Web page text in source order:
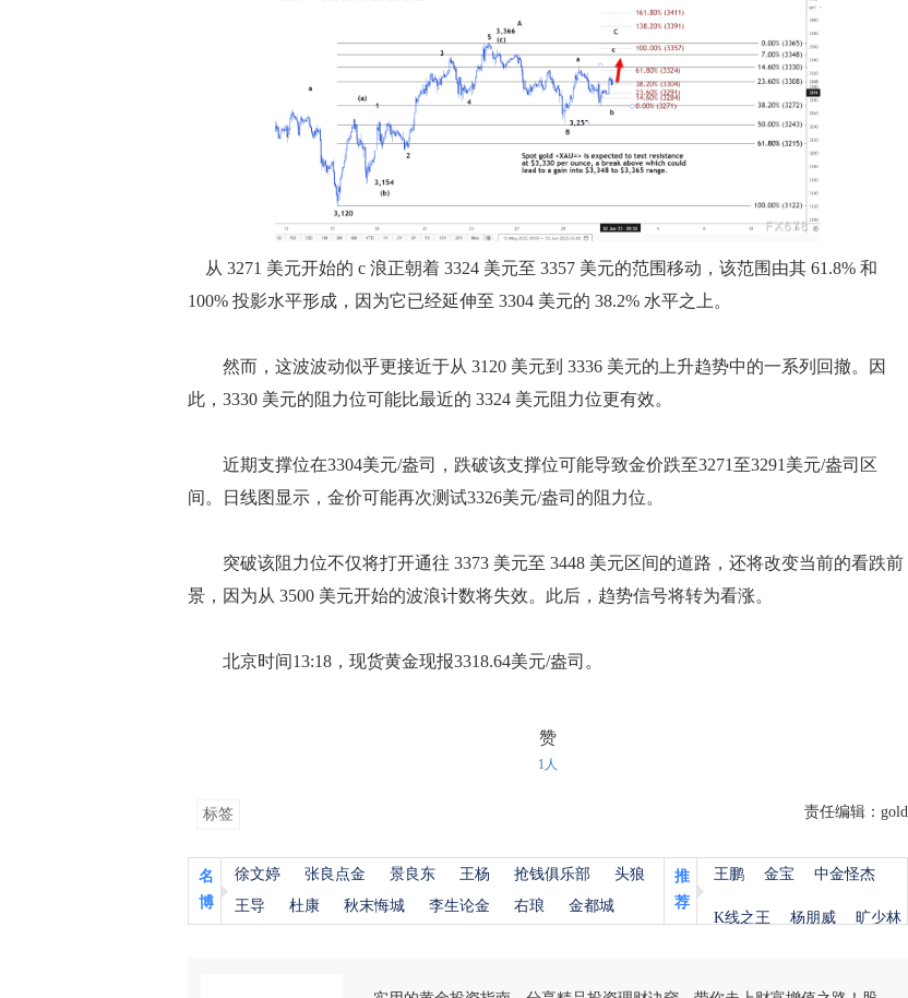
从 3271 美元开始的 c 浪正朝着 3324 美元至 3357 美元的范围移动，该范围由其 61.8% 和
100% 投影水平形成，因为它已经延伸至 3304 美元的 38.2% 水平之上。
然而，这波波动似乎更接近于从 3120 美元到 3336 美元的上升趋势中的一系列回撤。因
此，3330 美元的阻力位可能比最近的 3324 美元阻力位更有效。
近期支撑位在3304美元/盎司，跌破该支撑位可能导致金价跌至3271至3291美元/盎司区
间。日线图显示，金价可能再次测试3326美元/盎司的阻力位。
突破该阻力位不仅将打开通往 3373 美元至 3448 美元区间的道路，还将改变当前的看跌前
景，因为从 3500 美元开始的波浪计数将失效。此后，趋势信号将转为看涨。
北京时间13:18，现货黄金现报3318.64美元/盎司。
赞
1人
标签 责任编辑：gold
名
博
徐文婷 张良点金 景良东 王杨 抢钱俱乐部
头狼
王导
杜康 秋末悔城 李生论金 右琅 金都城
推
荐
王鹏 金宝 中金怪杰
K线之王 杨朋威 旷少林